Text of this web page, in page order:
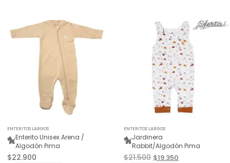
ENTERITOS LARGOS
Enterito Unisex Arena /
Algodón Pima
$22.900
¡Oferta!
ENTERITOS LARGOS
Jardinera
Rabbit/Algodón Pima
$21.500 $19.350